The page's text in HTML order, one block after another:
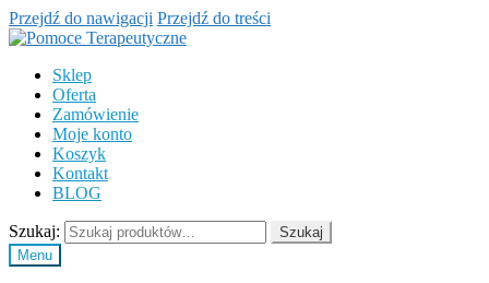
Przejdź do nawigacji Przejdź do treści
Sklep
Oferta
Zamówienie
Moje konto
Koszyk
Kontakt
BLOG
Szukaj:
Szukaj
Menu